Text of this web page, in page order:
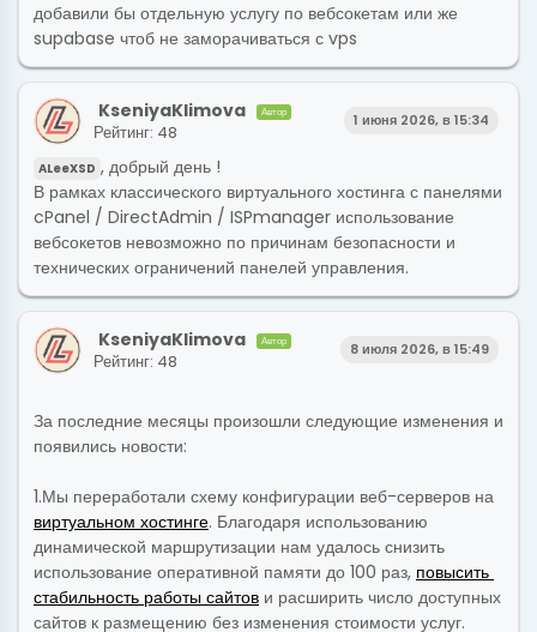
добавили бы отдельную услугу по вебсокетам или же
supabase чтоб не заморачиваться с vps
KseniyaKlimova Автор 1 июня 2026, в 15:34
Рейтинг: 48
ALeeXSD , добрый день !
В рамках классического виртуального хостинга с панелями
cPanel / DirectAdmin / ISPmanager использование
вебсокетов невозможно по причинам безопасности и
технических ограничений панелей управления.
KseniyaKlimova Автор 8 июля 2026, в 15:49
Рейтинг: 48
За последние месяцы произошли следующие изменения и
появились новости:
1.Мы переработали схему конфигурации веб-серверов на
виртуальном хостинге. Благодаря использованию
динамической маршрутизации нам удалось снизить
использование оперативной памяти до 100 раз, повысить
стабильность работы сайтов и расширить число доступных
сайтов к размещению без изменения стоимости услуг.